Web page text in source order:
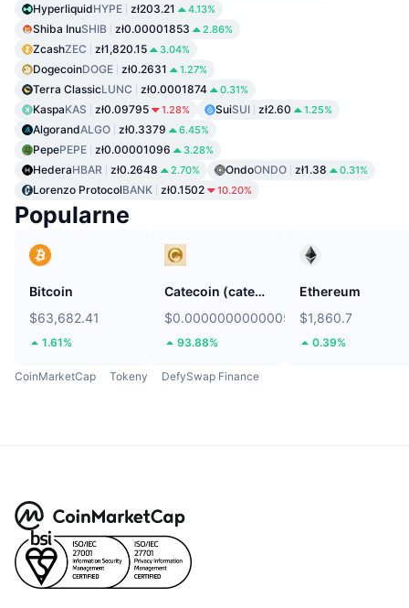
HyperliquidHYPE zł203.21 4.13%
Shiba InuSHIB zł0.00001853 2.86%
ZcashZEC zł1,820.15 3.04%
DogecoinDOGE zł0.2631 1.27%
Terra ClassicLUNC zł0.0001874 0.31%
KaspaKAS zł0.09795 1.28% SuiSUI zł2.60 1.25%
AlgorandALGO zł0.3379 6.45%
PepePEPE zł0.00001096 3.28%
HederaHBAR zł0.2648 2.70% OndoONDO zł1.38 0.31%
Lorenzo ProtocolBANK zł0.1502 10.20%
Popularne
Bitcoin
$63,682.41
1.61%
Catecoin (catecoin.shop)
$0.0000000000005772
93.88%
Ethereum
$1,860.7
0.39%
CoinMarketCap Tokeny DefySwap Finance